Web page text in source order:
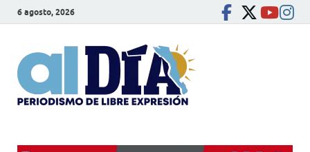
6 agosto, 2026